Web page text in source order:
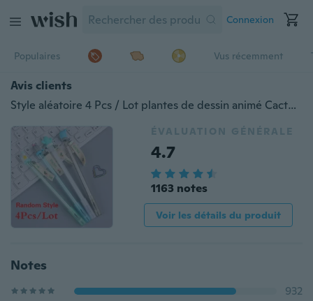
Connexion
Populaires Vus récemment
Avis clients
Style aléatoire 4 Pcs / Lot plantes de dessin animé Cactus étudiant Gel stylo gel de silice stylos d'écriture papeterie fournitures scolaires
ÉVALUATION GÉNÉRALE
4.7
1163 notes
Voir les détails du produit
Notes
932